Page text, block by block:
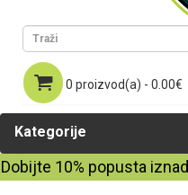
0 proizvod(a) - 0.00€
Kategorije
Dobijte 10% popusta iznad